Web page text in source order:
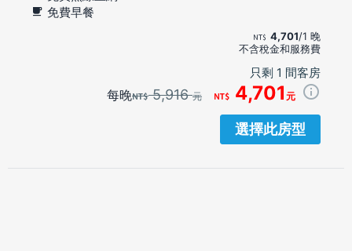
免費早餐
4,701/1 晚
不含稅金和服務費
只剩 1 間客房
每晚 5,916元 4,701 元
選擇此房型